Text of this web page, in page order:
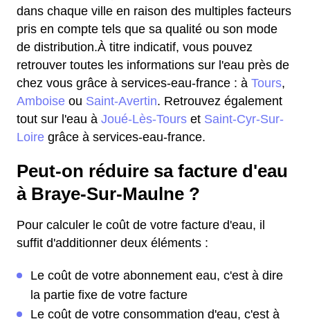
dans chaque ville en raison des multiples facteurs
pris en compte tels que sa qualité ou son mode
de distribution.À titre indicatif, vous pouvez
retrouver toutes les informations sur l'eau près de
chez vous grâce à services-eau-france : à Tours,
Amboise ou Saint-Avertin. Retrouvez également
tout sur l'eau à Joué-Lès-Tours et Saint-Cyr-Sur-
Loire grâce à services-eau-france.
Peut-on réduire sa facture d'eau
à Braye-Sur-Maulne ?
Pour calculer le coût de votre facture d'eau, il
suffit d'additionner deux éléments :
Le coût de votre abonnement eau, c'est à dire
la partie fixe de votre facture
Le coût de votre consommation d'eau, c'est à